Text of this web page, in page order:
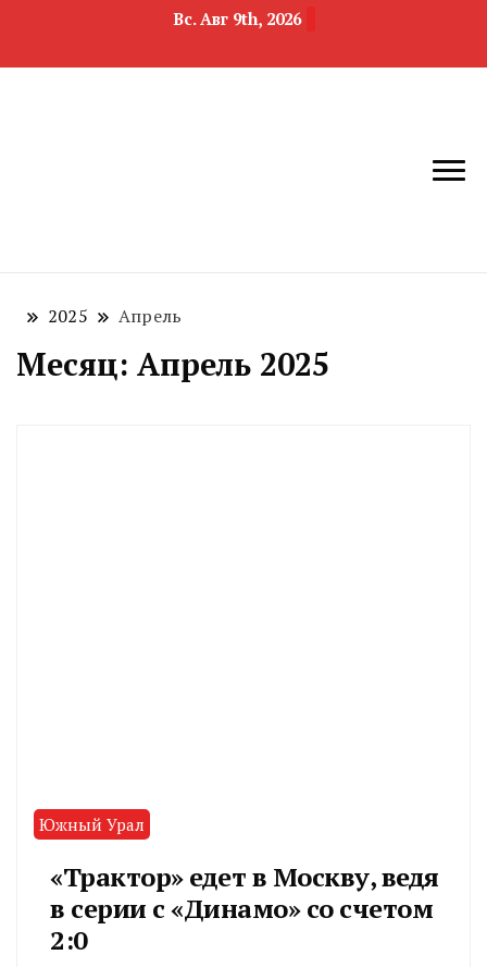
Вс. Авг 9th, 2026
2025 Апрель
Месяц: Апрель 2025
Южный Урал
«Трактор» едет в Москву, ведя
в серии с «Динамо» со счетом
2:0